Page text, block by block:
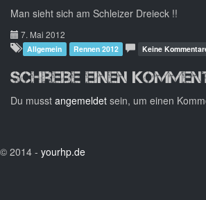
Man sieht sich am Schleizer Dreieck !!
7. Mai 2012
Allgemein Rennen 2012 Keine
Schreibe einen
Du musst angemeldet sein, um einen
© 2014 - yourhp.de